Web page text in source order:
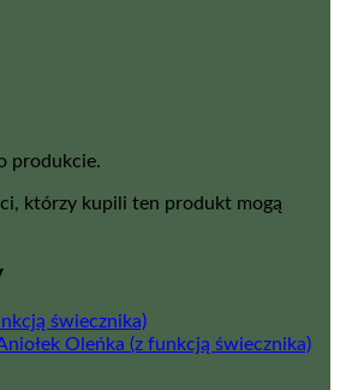
produkcie.
którzy kupili ten produkt mogą